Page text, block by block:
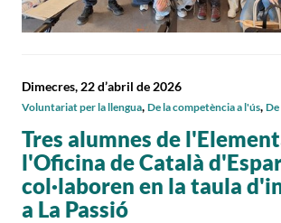
Tres alumnes de
l'Oficina de Català
col·laboren en la taula
a La Passió
Dimecres, 22 d’abril de 2026
Voluntariat per la llengua, De la competència a l'ús,